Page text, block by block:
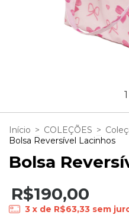
1
Início > COLEÇÕES >
Bolsa Reversível Lacinhos
Bolsa
R$190,00
3 x de R$63,33 sem